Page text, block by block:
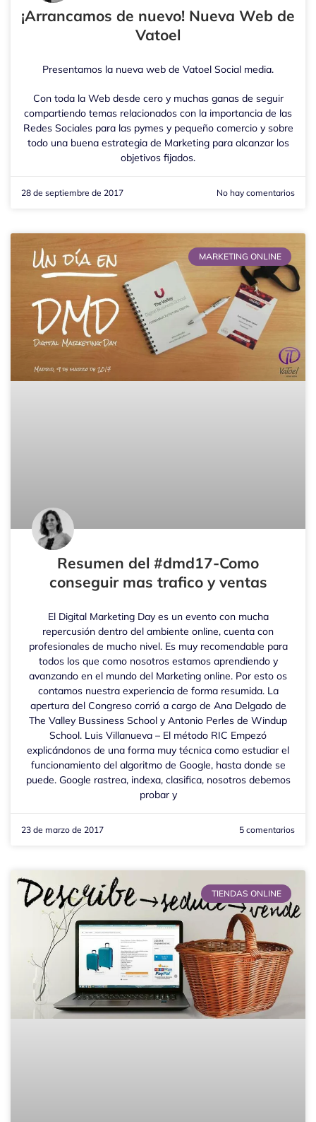
¡Arrancamos de nuevo! Nueva Web de
Vatoel
Presentamos la nueva web de Vatoel Social media.
Con toda la Web desde cero y muchas ganas de seguir
compartiendo temas relacionados con la importancia de las
Redes Sociales para las pymes y pequeño comercio y sobre
todo una buena estrategia de Marketing para alcanzar los
objetivos fijados.
28 de septiembre de 2017 No hay comentarios
MARKETING ONLINE
Resumen del #dmd17-Como
conseguir mas trafico y ventas
El Digital Marketing Day es un evento con mucha
repercusión dentro del ambiente online, cuenta con
profesionales de mucho nivel. Es muy recomendable para
todos los que como nosotros estamos aprendiendo y
avanzando en el mundo del Marketing online. Por esto os
contamos nuestra experiencia de forma resumida. La
apertura del Congreso corrió a cargo de Ana Delgado de
The Valley Bussiness School y Antonio Perles de Windup
School. Luis Villanueva – El método RIC Empezó
explicándonos de una forma muy técnica como estudiar el
funcionamiento del algoritmo de Google, hasta donde se
puede. Google rastrea, indexa, clasifica, nosotros debemos
probar y
23 de marzo de 2017 5 comentarios
TIENDAS ONLINE